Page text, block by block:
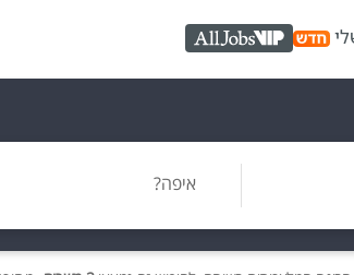
AllJobs VIP
איפה?